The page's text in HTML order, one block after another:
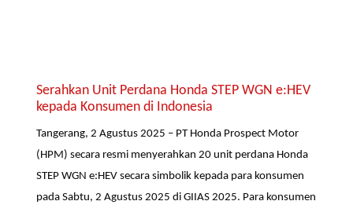
Serahkan Unit Perdana Honda STEP WGN e:HEV
kepada Konsumen di Indonesia
Tangerang, 2 Agustus 2025 – PT Honda Prospect Motor
(HPM) secara resmi menyerahkan 20 unit perdana Honda
STEP WGN e:HEV secara simbolik kepada para konsumen
pada Sabtu, 2 Agustus 2025 di GIIAS 2025. Para konsumen